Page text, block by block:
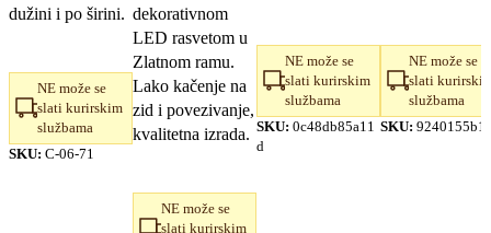
dužini i po širini.
NE može se
slati kurirskim
službama
SKU: C-06-71
dekorativnom
LED rasvetom u
Zlatnom ramu.
Lako kačenje na
zid i povezivanje,
kvalitetna izrada.
NE može se
slati kurirskim
NE može se
slati kurirskim
službama
SKU: 0c48db85a11
d
NE može se
slati
službama
SKU: